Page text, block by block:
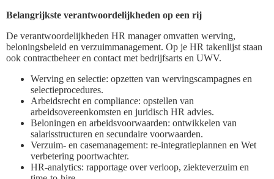
Belangrijkste verantwoordelijkheden op een rij
De verantwoordelijkheden HR manager omvatten werving,
beloningsbeleid en verzuimmanagement. Op je HR takenlijst staan
ook contractbeheer en contact met bedrijfsarts en UWV.
Werving en selectie: opzetten van wervingscampagnes en
selectieprocedures.
Arbeidsrecht en compliance: opstellen van
arbeidsovereenkomsten en juridisch HR advies.
Beloningen en arbeidsvoorwaarden: ontwikkelen van
salarisstructuren en secundaire voorwaarden.
Verzuim- en casemanagement: re-integratieplannen en Wet
verbetering poortwachter.
HR-analytics: rapportage over verloop, ziekteverzuim en